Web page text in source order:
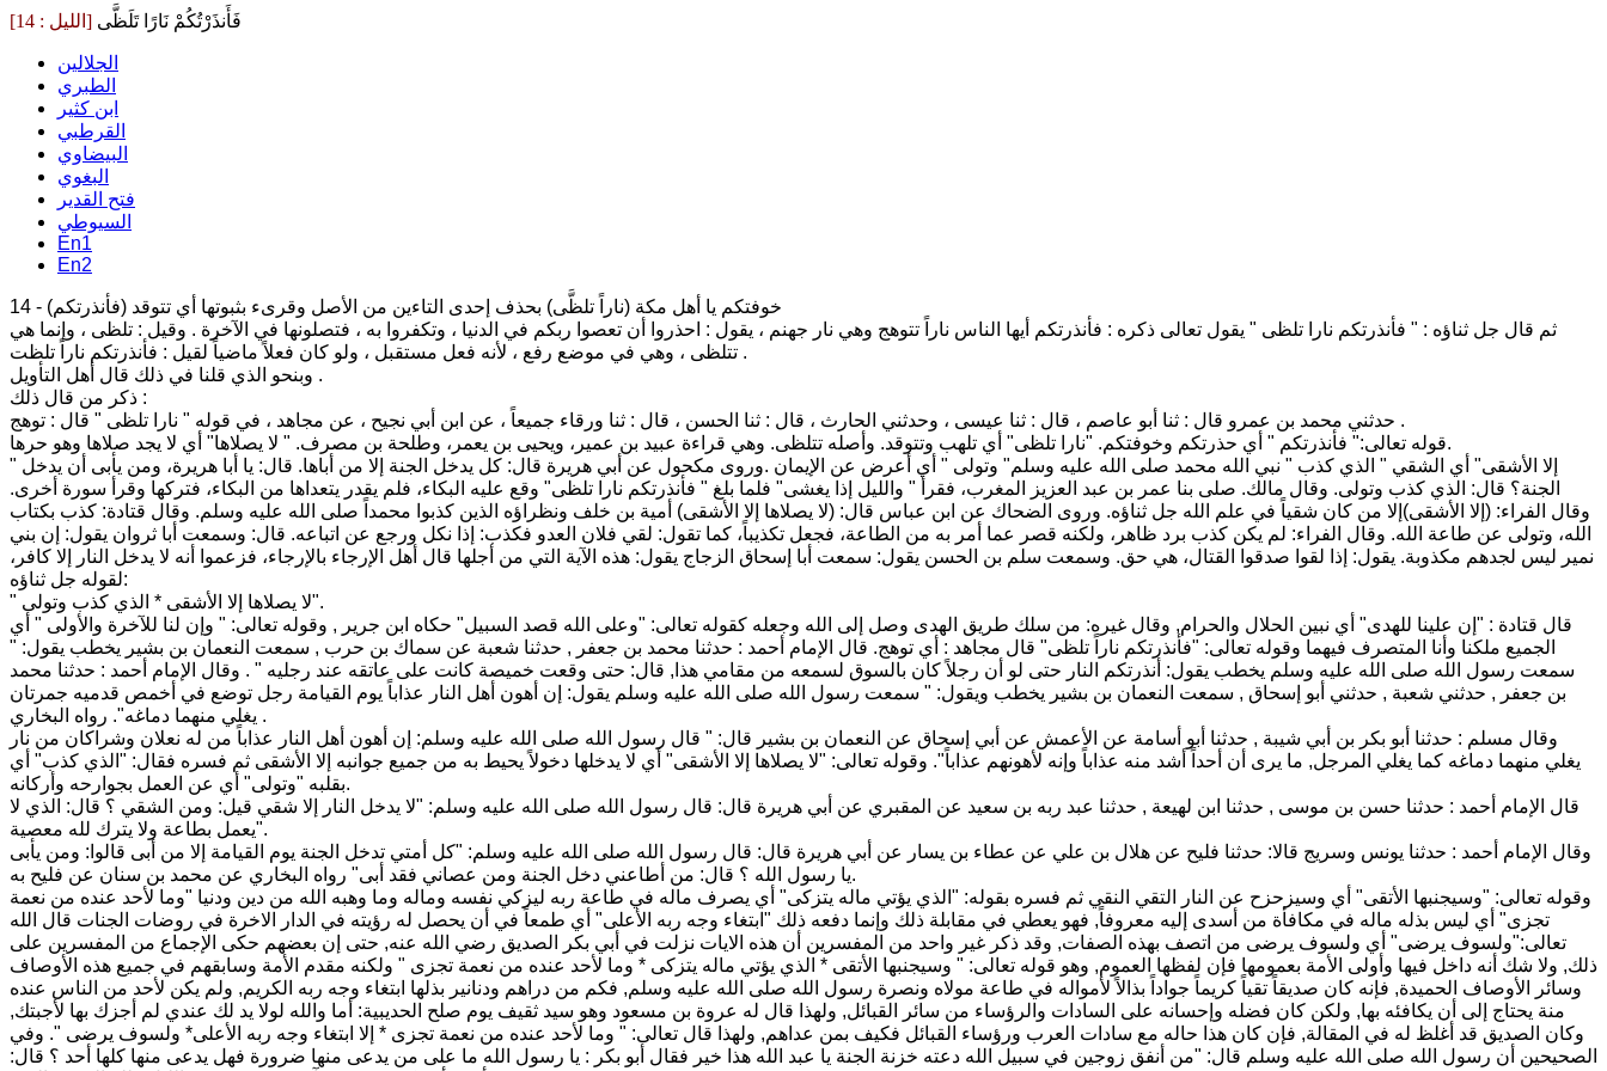
[الليل : 14] فَأَنذَرْتُكُمْ نَارًا تَلَظَّى
الجلالين
الطبري
ابن كثير
القرطبي
البيضاوي
البغوي
فتح القدير
السيوطي
En1
En2
14 - (فأنذرتكم) خوفتكم يا أهل مكة (ناراً تلظَّى) بحذف إحدى التاءين من الأصل وقرىء بثبوتها أي تتوقد
ثم قال جل ثناؤه : " فأنذرتكم نارا تلظى " يقول تعالى ذكره : فأنذرتكم أيها الناس ناراً تتوهج وهي نار جهنم ، يقول : احذروا أن تعصوا ربكم في الدنيا ، وتكفروا به ، فتصلونها في الآخرة . وقيل : تلظى ، وإنما هي
تتلظى ، وهي في موضع رفع ، لأنه فعل مستقبل ، ولو كان فعلاً ماضياً لقيل : فأنذرتكم ناراً تلظت .
وبنحو الذي قلنا في ذلك قال أهل التأويل .
ذكر من قال ذلك :
حدثني محمد بن عمرو قال : ثنا أبو عاصم ، قال : ثنا عيسى ، وحدثني الحارث ، قال : ثنا الحسن ، قال : ثنا ورقاء جميعاً ، عن ابن أبي نجيح ، عن مجاهد ، في قوله " نارا تلظى " قال : توهج .
قوله تعالى:" فأنذرتكم " أي حذرتكم وخوفتكم. "نارا تلظى" أي تلهب وتتوقد. وأصله تتلظى. وهي قراءة عبيد بن عمير، ويحيى بن يعمر، وطلحة بن مصرف. " لا يصلاها" أي لا يجد صلاها وهو حرها.
" إلا الأشقى" أي الشقي " الذي كذب " نبي الله محمد صلى الله عليه وسلم" وتولى " أي أعرض عن الإيمان .وروى مكحول عن أبي هريرة قال: كل يدخل الجنة إلا من أباها. قال: يا أبا هريرة، ومن يأبى أن يدخل
الجنة؟ قال: الذي كذب وتولى. وقال مالك. صلى بنا عمر بن عبد العزيز المغرب، فقرأ " والليل إذا يغشى" فلما بلغ " فأنذرتكم نارا تلظى" وقع عليه البكاء، فلم يقدر يتعداها من البكاء، فتركها وقرأ سورة أخرى.
وقال الفراء: (إلا الأشقى)إلا من كان شقياً في علم الله جل ثناؤه. وروى الضحاك عن ابن عباس قال: (لا يصلاها إلا الأشقى) أمية بن خلف ونظراؤه الذين كذبوا محمداً صلى الله عليه وسلم. وقال قتادة: كذب بكتاب
الله، وتولى عن طاعة الله. وقال الفراء: لم يكن كذب برد ظاهر، ولكنه قصر عما أمر به من الطاعة، فجعل تكذيباً، كما تقول: لقي فلان العدو فكذب: إذا نكل ورجع عن اتباعه. قال: وسمعت أبا ثروان يقول: إن بني
نمير ليس لجدهم مكذوبة. يقول: إذا لقوا صدقوا القتال، هي حق. وسمعت سلم بن الحسن يقول: سمعت أبا إسحاق الزجاج يقول: هذه الآية التي من أجلها قال أهل الإرجاء بالإرجاء، فزعموا أنه لا يدخل النار إلا كافر،
لقوله جل ثناؤه:
" لا يصلاها إلا الأشقى * الذي كذب وتولى".
قال قتادة : "إن علينا للهدى" أي نبين الحلال والحرام, وقال غيره: من سلك طريق الهدى وصل إلى الله وجعله كقوله تعالى: "وعلى الله قصد السبيل" حكاه ابن جرير , وقوله تعالى: " وإن لنا للآخرة والأولى " أي
الجميع ملكنا وأنا المتصرف فيهما وقوله تعالى: "فأنذرتكم ناراً تلظى" قال مجاهد : أي توهج. قال الإمام أحمد : حدثنا محمد بن جعفر , حدثنا شعبة عن سماك بن حرب , سمعت النعمان بن بشير يخطب يقول: "
سمعت رسول الله صلى الله عليه وسلم يخطب يقول: أنذرتكم النار حتى لو أن رجلاً كان بالسوق لسمعه من مقامي هذا, قال: حتى وقعت خميصة كانت على عاتقه عند رجليه " . وقال الإمام أحمد : حدثنا محمد
بن جعفر , حدثني شعبة , حدثني أبو إسحاق , سمعت النعمان بن بشير يخطب ويقول: " سمعت رسول الله صلى الله عليه وسلم يقول: إن أهون أهل النار عذاباً يوم القيامة رجل توضع في أخمص قدميه جمرتان
يغلي منهما دماغه". رواه البخاري .
وقال مسلم : حدثنا أبو بكر بن أبي شيبة , حدثنا أبو أسامة عن الأعمش عن أبي إسحاق عن النعمان بن بشير قال: " قال رسول الله صلى الله عليه وسلم: إن أهون أهل النار عذاباً من له نعلان وشراكان من نار
يغلي منهما دماغه كما يغلي المرجل, ما يرى أن أحداً أشد منه عذاباً وإنه لأهونهم عذاباً". وقوله تعالى: "لا يصلاها إلا الأشقى" أي لا يدخلها دخولاً يحيط به من جميع جوانبه إلا الأشقى ثم فسره فقال: "الذي كذب" أي
بقلبه "وتولى" أي عن العمل بجوارحه وأركانه.
قال الإمام أحمد : حدثنا حسن بن موسى , حدثنا ابن لهيعة , حدثنا عبد ربه بن سعيد عن المقبري عن أبي هريرة قال: قال رسول الله صلى الله عليه وسلم: "لا يدخل النار إلا شقي قيل: ومن الشقي ؟ قال: الذي لا
يعمل بطاعة ولا يترك لله معصية".
وقال الإمام أحمد : حدثنا يونس وسريج قالا: حدثنا فليح عن هلال بن علي عن عطاء بن يسار عن أبي هريرة قال: قال رسول الله صلى الله عليه وسلم: "كل أمتي تدخل الجنة يوم القيامة إلا من أبى قالوا: ومن يأبى
يا رسول الله ؟ قال: من أطاعني دخل الجنة ومن عصاني فقد أبى" رواه البخاري عن محمد بن سنان عن فليح به.
وقوله تعالى: "وسيجنبها الأتقى" أي وسيزحزح عن النار التقي النقي ثم فسره بقوله: "الذي يؤتي ماله يتزكى" أي يصرف ماله في طاعة ربه ليزكي نفسه وماله وما وهبه الله من دين ودنيا "وما لأحد عنده من نعمة
تجزى" أي ليس بذله ماله في مكافأة من أسدى إليه معروفاً, فهو يعطي في مقابلة ذلك وإنما دفعه ذلك "ابتغاء وجه ربه الأعلى" أي طمعاً في أن يحصل له رؤيته في الدار الاخرة في روضات الجنات قال الله
تعالى:"ولسوف يرضى" أي ولسوف يرضى من اتصف بهذه الصفات, وقد ذكر غير واحد من المفسرين أن هذه الايات نزلت في أبي بكر الصديق رضي الله عنه, حتى إن بعضهم حكى الإجماع من المفسرين على
ذلك, ولا شك أنه داخل فيها وأولى الأمة بعمومها فإن لفظها العموم, وهو قوله تعالى: " وسيجنبها الأتقى * الذي يؤتي ماله يتزكى * وما لأحد عنده من نعمة تجزى " ولكنه مقدم الأمة وسابقهم في جميع هذه الأوصاف
وسائر الأوصاف الحميدة, فإنه كان صديقاً تقياً كريماً جواداً بذالاً لأمواله في طاعة مولاه ونصرة رسول الله صلى الله عليه وسلم, فكم من دراهم ودنانير بذلها ابتغاء وجه ربه الكريم, ولم يكن لأحد من الناس عنده
منة يحتاج إلى أن يكافئه بها, ولكن كان فضله وإحسانه على السادات والرؤساء من سائر القبائل, ولهذا قال له عروة بن مسعود وهو سيد ثقيف يوم صلح الحديبية: أما والله لولا يد لك عندي لم أجزك بها لأجبتك,
وكان الصديق قد أغلظ له في المقالة, فإن كان هذا حاله مع سادات العرب ورؤساء القبائل فكيف بمن عداهم, ولهذا قال تعالى: " وما لأحد عنده من نعمة تجزى * إلا ابتغاء وجه ربه الأعلى* ولسوف يرضى ". وفي
الصحيحين أن رسول الله صلى الله عليه وسلم قال: "من أنفق زوجين في سبيل الله دعته خزنة الجنة يا عبد الله هذا خير فقال أبو بكر : يا رسول الله ما على من يدعى منها ضرورة فهل يدعى منها كلها أحد ؟ قال: